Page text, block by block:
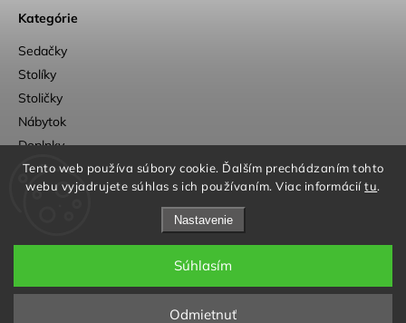
Tento web používa súbory cookie. Ďalším prechádzaním tohto
webu vyjadrujete súhlas s ich používaním. Viac informáciítu.
Nastavenie
Odmietnuť
Súhlasím
Kategórie
Sedačky
Stolíky
Stoličky
Nábytok
Doplnky
Outlet
a Adatelier
Copyright 2026OpenUp Design. Všetky práva vyhradené.